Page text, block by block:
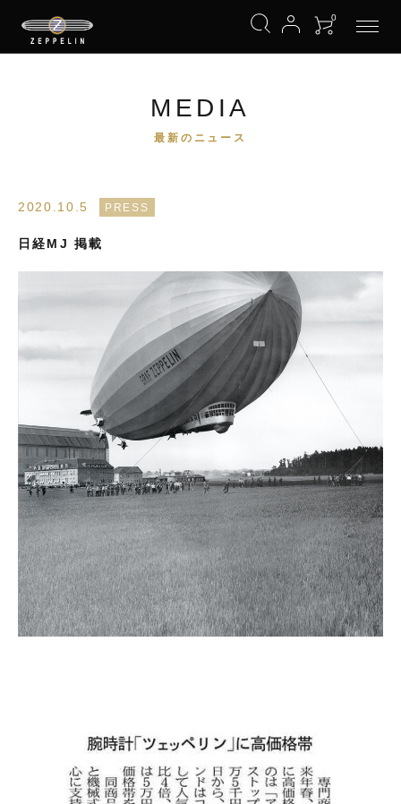
0
MEDIA
最新のニュース
2020.10.5 PRESS
日経MJ 掲載